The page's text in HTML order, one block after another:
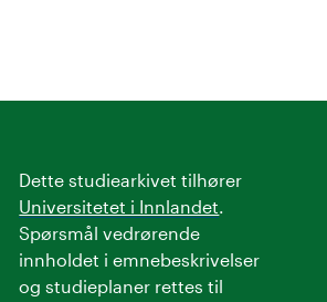
Dette studiearkivet tilhører
Universitetet i Innlandet
Spørsmål vedrørende
innholdet i emnebeskrivelser
og studieplaner rettes til